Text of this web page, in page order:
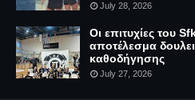
July 28, 2026
Οι επιτυχίες του
αποτέλεσμα
καθοδήγησης
July 27, 2026